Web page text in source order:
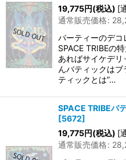
19,775円(税込) [
通常販売価格:
パーティーのデコ
SPACE TRIBEの
あればサイケデリ
んバティックは
ティックとは”…
SPACE TRIBEバ
[5672]
19,775円(税込) [
通常販売価格: